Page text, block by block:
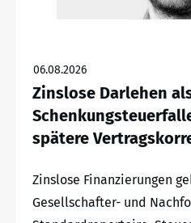
06.08.2026
Zinslose Darlehen
spätere
Zinslose Finanzierungen
Gesellschafter- und